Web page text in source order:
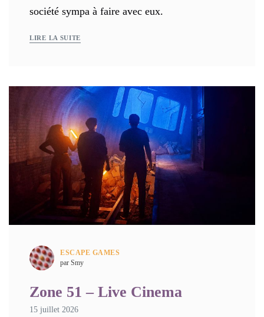
société sympa à faire avec eux.
LIRE LA SUITE
ESCAPE GAMES
par Smy
Zone 51 – Live Cinema
15 juillet 2026